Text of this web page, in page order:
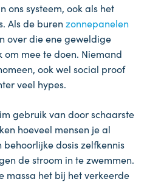
ons systeem, ook als het
Als de buren zonnepanelen
over die ene geweldige
mee te doen. Niemand
ook wel social proof
veel hypes.
gebruik van door schaarste
hoeveel mensen je al
dosis zelfkennis
de stroom in te zwemmen.
massa het bij het verkeerde